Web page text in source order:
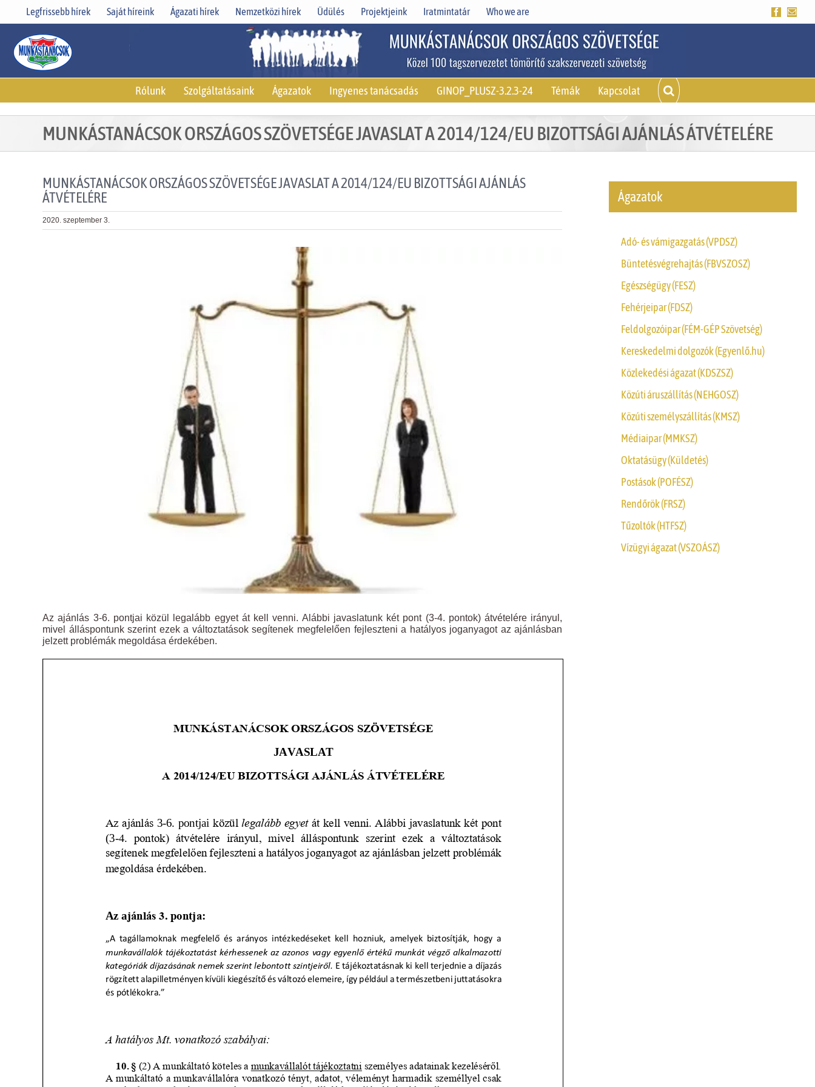
Legfrissebb hírek Saját híreink Ágazati hírek Nemzetközi hírek Üdülés Projektjeink Iratmintatár Who we are Facebook
Rólunk Szolgáltatásaink Ágazatok Ingyenes tanácsadás GINOP_PLUSZ-3.2.3-24 Témák Kapcsolat
MUNKÁSTANÁCSOK ORSZÁGOS SZÖVETSÉGE JAVASLAT A 2014/124/EU BIZOTTSÁGI AJÁNLÁS ÁTVÉTELÉRE
MUNKÁSTANÁCSOK ORSZÁGOS SZÖVETSÉGE JAVASLAT A 2014/124/EU BIZOTTSÁGI AJÁNLÁS
ÁTVÉTELÉRE
2020. szeptember 3.
Az ajánlás 3-6. pontjai közül legalább egyet át kell venni. Alábbi javaslatunk két pont (3-4. pontok) átvételére irányul,
mivel álláspontunk szerint ezek a változtatások segítenek megfelelően fejleszteni a hatályos joganyagot az ajánlásban
jelzett problémák megoldása érdekében.
Ágazatok
Adó- és vámigazgatás (VPDSZ)
Büntetésvégrehajtás (FBVSZOSZ)
Egészségügy (FESZ)
Fehérjeipar (FDSZ)
Feldolgozóipar (FÉM-GÉP Szövetség)
Kereskedelmi dolgozók (Egyenlő.hu)
Közlekedési ágazat (KDSZSZ)
Közúti áruszállítás (NEHGOSZ)
Közúti személyszállítás (KMSZ)
Médiaipar (MMKSZ)
Oktatásügy (Küldetés)
Postások (POFÉSZ)
Rendőrök (FRSZ)
Tűzoltók (HTFSZ)
Vízügyi ágazat (VSZOÁSZ)